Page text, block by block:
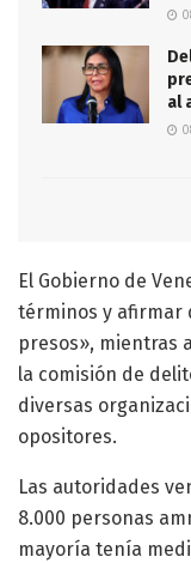
al
El Gobierno de
términos y afirmar
presos», mientras
la comisión de
diversas
opositores.
Las autoridades
8.000 personas
mayoría tenía